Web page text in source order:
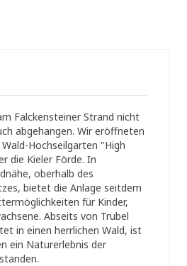
Falckensteiner Strand nicht
abgehangen. Wir eröffneten
Hochseilgarten "High
die Kieler Förde. In
oberhalb des
bietet die Anlage seitdem
für Kinder,
Abseits von Trubel
in einen herrlichen Wald, ist
ein Naturerlebnis der